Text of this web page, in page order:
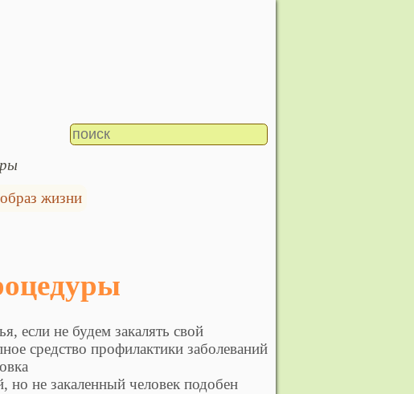
жизни
если не будем закалять свой
средство профилактики заболеваний
не закаленный человек подобен